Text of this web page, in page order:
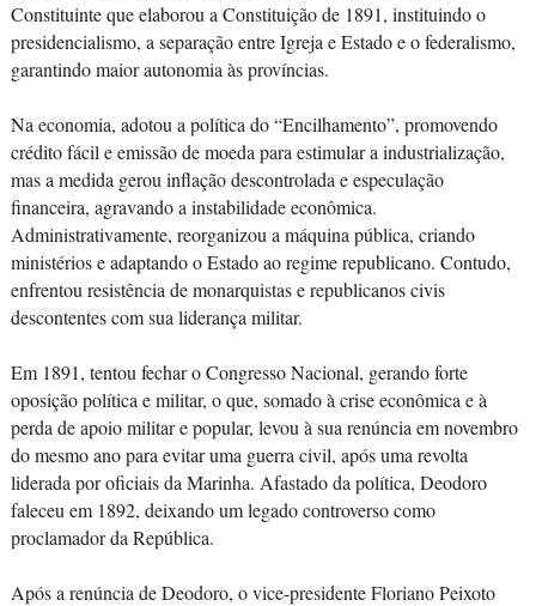
Constituinte que elaborou a Constituição de 1891, instituindo o
presidencialismo, a separação entre Igreja e Estado e o federalismo,
garantindo maior autonomia às províncias.
Na economia, adotou a política do “Encilhamento”, promovendo
crédito fácil e emissão de moeda para estimular a industrialização,
mas a medida gerou inflação descontrolada e especulação
financeira, agravando a instabilidade econômica.
Administrativamente, reorganizou a máquina pública, criando
ministérios e adaptando o Estado ao regime republicano. Contudo,
enfrentou resistência de monarquistas e republicanos civis
descontentes com sua liderança militar.
Em 1891, tentou fechar o Congresso Nacional, gerando forte
oposição política e militar, o que, somado à crise econômica e à
perda de apoio militar e popular, levou à sua renúncia em novembro
do mesmo ano para evitar uma guerra civil, após uma revolta
liderada por oficiais da Marinha. Afastado da política, Deodoro
faleceu em 1892, deixando um legado controverso como
proclamador da República.
Após a renúncia de Deodoro, o vice-presidente Floriano Peixoto